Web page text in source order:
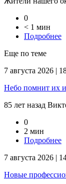
0
< 1 мин
Подробнее
Еще по теме
7 августа 2026 |
Небо помнит их
85 лет назад
0
2 мин
Подробнее
7 августа 2026 |
Новые